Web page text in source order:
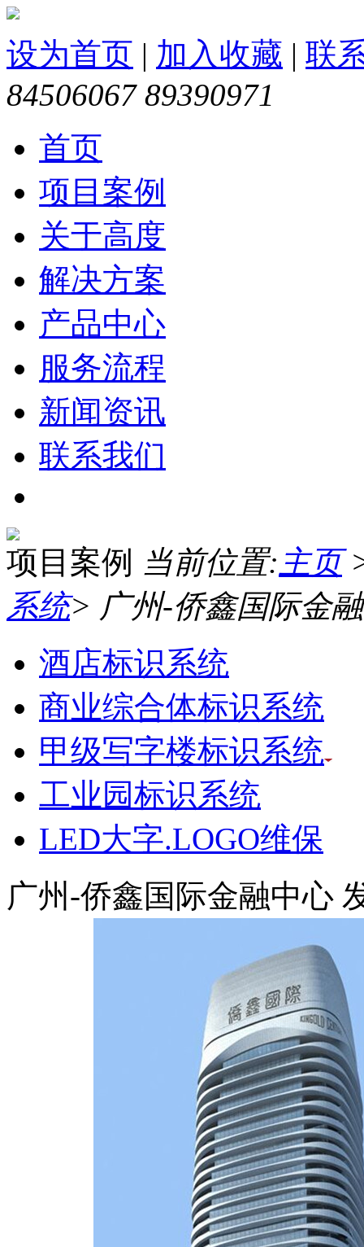
设为首页 | 加入收藏 | 联
84506067 89390971
首页
项目案例
关于高度
解决方案
产品中心
服务流程
新闻资讯
联系我们
项目案例 当前位置: 主页
系统> 广州-侨鑫国际金
酒店标识系统
商业综合体标识系统
甲级写字楼标识系统
工业园标识系统
LED大字.LOGO维保
广州-侨鑫国际金融中心